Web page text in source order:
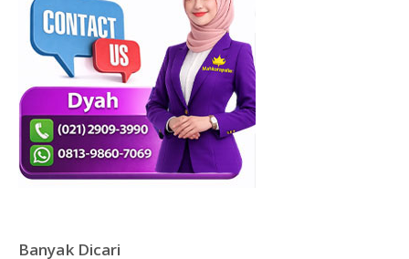
Opp Tape
Strapping Band
Plastik PE
DAFTAR ISI
KONTAK
Banyak Dicari